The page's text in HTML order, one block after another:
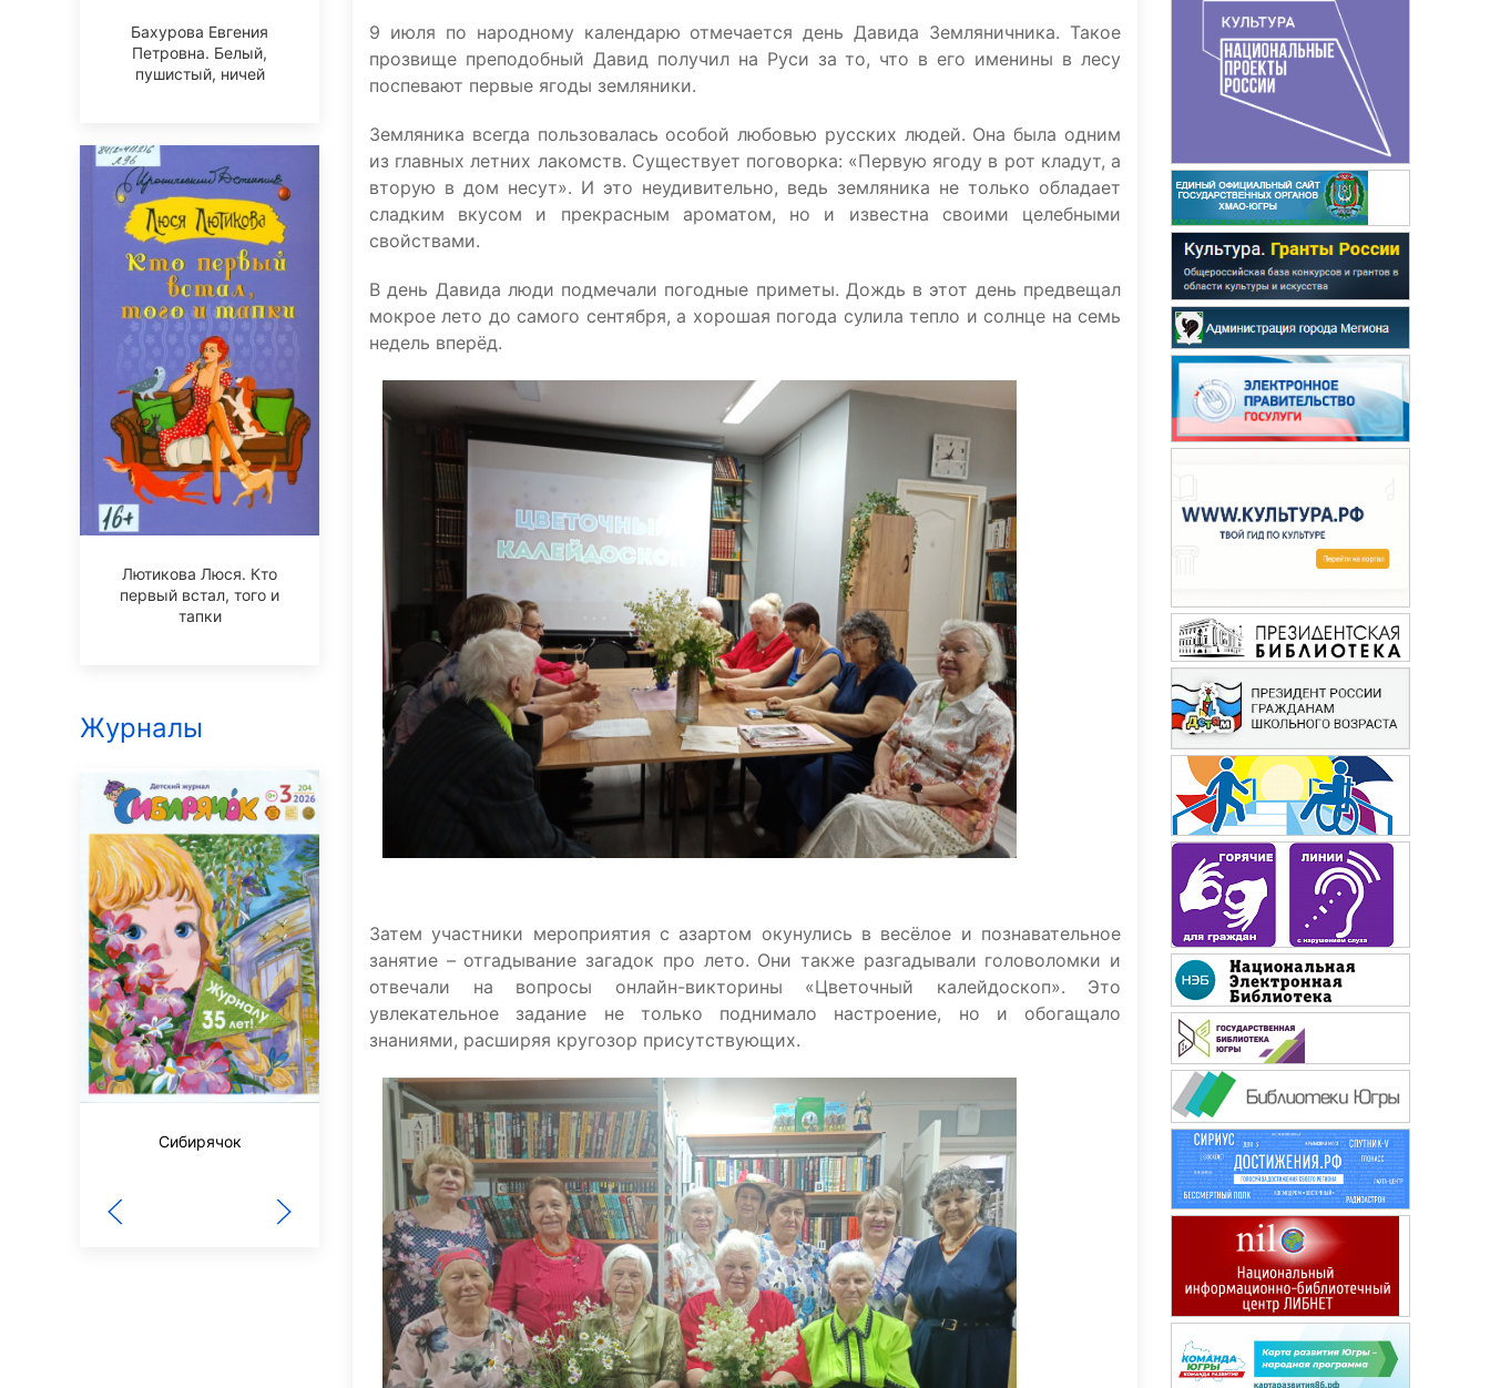
Бахурова Евгения
Петровна. Белый,
пушистый, ничей
Лютикова Люся. Кто
первый встал, того и
тапки
Журналы
Сибирячок
За рулем
Путеводная звезда :
школьное чтение
Маруся
60 лет не возраст
9 июля по народному календарю отмечается день Давида Земляничника. Такое
прозвище преподобный Давид получил на Руси за то, что в его именины в лесу
поспевают первые ягоды земляники.
Земляника всегда пользовалась особой любовью русских людей. Она была одним
из главных летних лакомств. Существует поговорка: «Первую ягоду в рот кладут, а
вторую в дом несут». И это неудивительно, ведь земляника не только обладает
сладким вкусом и прекрасным ароматом, но и известна своими целебными
свойствами.
В день Давида люди подмечали погодные приметы. Дождь в этот день предвещал
мокрое лето до самого сентября, а хорошая погода сулила тепло и солнце на семь
недель вперёд.
Затем участники мероприятия с азартом окунулись в весёлое и познавательное
занятие – отгадывание загадок про лето. Они также разгадывали головоломки и
отвечали на вопросы онлайн-викторины «Цветочный калейдоскоп». Это
увлекательное задание не только поднимало настроение, но и обогащало
знаниями, расширяя кругозор присутствующих.